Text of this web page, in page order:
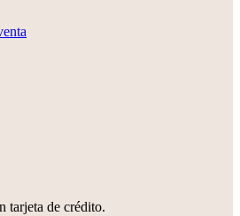
tarjeta de crédito.